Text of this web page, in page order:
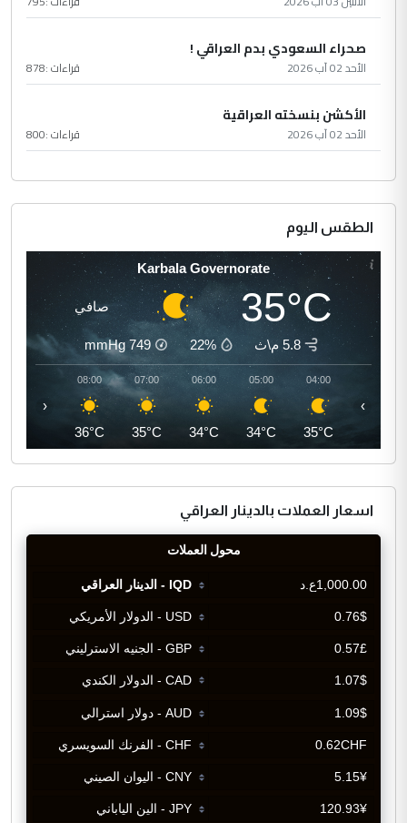
صحراء السعودي بدم العراقي !
الأحد 02 آب 2026 قراءات :878
الأكشن بنسخته العراقية
الأحد 02 آب 2026 قراءات :800
الطقس اليوم
Karbala Governorate
35°C صافي
5.8 م\ث 22%
749
mmHg
04:00
35°C
05:00
34°C
06:00
34°C
07:00
35°C
08:00
36°C
‹ ›
اسعار العملات بالدينار العراقي